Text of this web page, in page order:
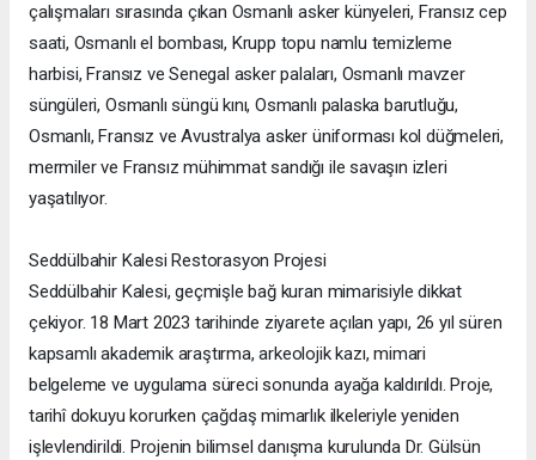
çalışmaları sırasında çıkan Osmanlı asker künyeleri, Fransız cep
saati, Osmanlı el bombası, Krupp topu namlu temizleme
harbisi, Fransız ve Senegal asker palaları, Osmanlı mavzer
süngüleri, Osmanlı süngü kını, Osmanlı palaska barutluğu,
Osmanlı, Fransız ve Avustralya asker üniforması kol düğmeleri,
mermiler ve Fransız mühimmat sandığı ile savaşın izleri
yaşatılıyor.
Seddülbahir Kalesi Restorasyon Projesi
Seddülbahir Kalesi, geçmişle bağ kuran mimarisiyle dikkat
çekiyor. 18 Mart 2023 tarihinde ziyarete açılan yapı, 26 yıl süren
kapsamlı akademik araştırma, arkeolojik kazı, mimari
belgeleme ve uygulama süreci sonunda ayağa kaldırıldı. Proje,
tarihî dokuyu korurken çağdaş mimarlık ilkeleriyle yeniden
işlevlendirildi. Projenin bilimsel danışma kurulunda Dr. Gülsün